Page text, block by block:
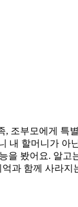
조부모에게
내 할머니가
봤어요. 알
과 함께 사라